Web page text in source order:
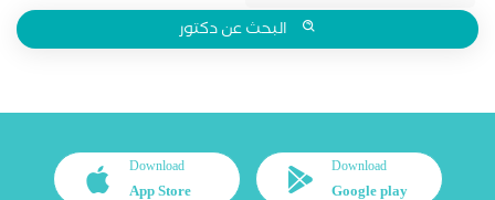
البحث عن دكتور
Download
Google play
Download
App Store